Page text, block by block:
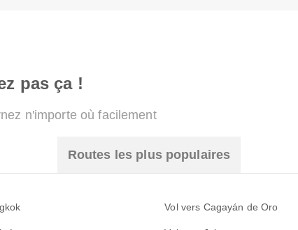
pas ça !
n'importe où facilement
Routes les plus populaires
Vol vers Cagayán de Oro